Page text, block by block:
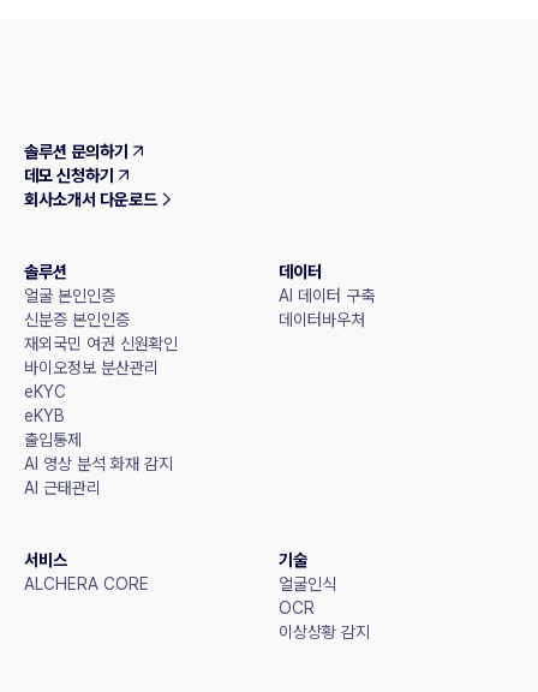
솔루션 문의하기
데모 신청하기
회사소개서 다운로드
솔루션
얼굴 본인인증
신분증 본인인증
재외국민 여권 신원확인
바이오정보 분산관리
eKYC
eKYB
출입통제
AI 영상 분석 화재 감지
AI 근태관리
데이터
AI 데이터 구축
데이터바우처
서비스
ALCHERA CORE
기술
얼굴인식
OCR
이상상황 감지